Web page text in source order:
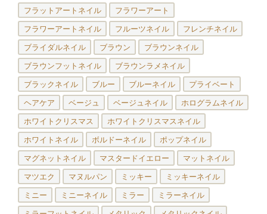
フラットアートネイル フラワーアート
フラワーアートネイル フルーツネイル フレンチネイル
ブライダルネイル ブラウン ブラウンネイル
ブラウンフットネイル ブラウンラメネイル
ブラックネイル ブルー ブルーネイル プライベート
ヘアケア ベージュ ベージュネイル ホログラムネイル
ホワイトクリスマス ホワイトクリスマスネイル
ホワイトネイル ボルドーネイル ポップネイル
マグネットネイル マスタードイエロー マットネイル
マツエク マヌルパン ミッキー ミッキーネイル
ミニー ミニーネイル ミラー ミラーネイル